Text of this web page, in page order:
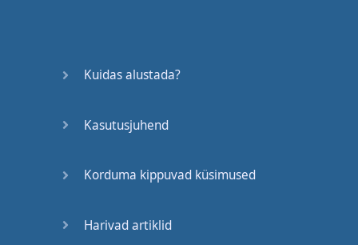
Kuidas alustada?
Kasutusjuhend
Korduma kippuvad küsimused
Harivad artiklid